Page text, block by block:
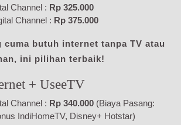
Channel : Rp 325.000
Channel : Rp 375.000
cuma butuh internet tanpa TV atau
ini pilihan terbaik!
+ UseeTV
Channel : Rp 340.000 (Biaya Pasang:
IndiHomeTV, Disney+ Hotstar)